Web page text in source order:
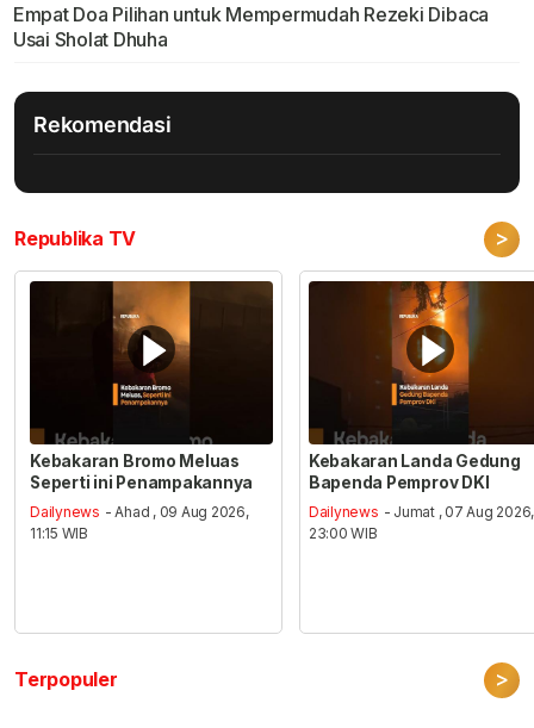
Empat Doa Pilihan untuk Mempermudah Rezeki Dibaca
Usai Sholat Dhuha
Rekomendasi
Republika TV >
Kebakaran Bromo Meluas
Seperti ini Penampakannya
Dailynews - Ahad , 09 Aug 2026,
11:15 WIB
Kebakaran Landa Gedung
Bapenda Pemprov DKI
Dailynews - Jumat , 07 Aug 2026,
23:00 WIB
Terpopuler >